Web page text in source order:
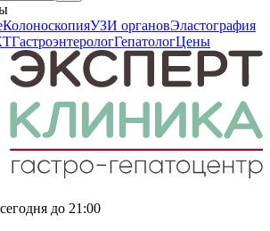
КолоноскопияУЗИ органовЭластография
ГастроэнтерологГепатологЦены
сегодня до 21:00